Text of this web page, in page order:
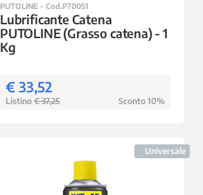
PUTOLINE - Cod.P70051
Lubrificante Catena
PUTOLINE (Grasso catena) - 1
Kg
€ 33,52
Listino € 37,25 Sconto 10%
Universale